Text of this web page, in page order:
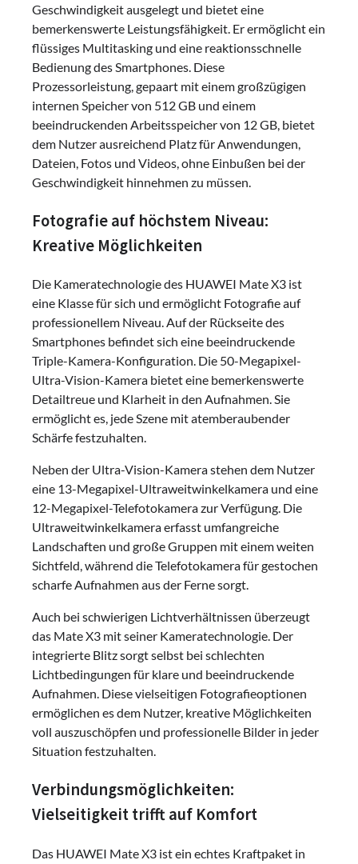
Geschwindigkeit ausgelegt und bietet eine
bemerkenswerte Leistungsfähigkeit. Er ermöglicht ein
flüssiges Multitasking und eine reaktionsschnelle
Bedienung des Smartphones. Diese
Prozessorleistung, gepaart mit einem großzügigen
internen Speicher von 512 GB und einem
beeindruckenden Arbeitsspeicher von 12 GB, bietet
dem Nutzer ausreichend Platz für Anwendungen,
Dateien, Fotos und Videos, ohne Einbußen bei der
Geschwindigkeit hinnehmen zu müssen.
Fotografie auf höchstem Niveau:
Kreative Möglichkeiten
Die Kameratechnologie des HUAWEI Mate X3 ist
eine Klasse für sich und ermöglicht Fotografie auf
professionellem Niveau. Auf der Rückseite des
Smartphones befindet sich eine beeindruckende
Triple-Kamera-Konfiguration. Die 50-Megapixel-
Ultra-Vision-Kamera bietet eine bemerkenswerte
Detailtreue und Klarheit in den Aufnahmen. Sie
ermöglicht es, jede Szene mit atemberaubender
Schärfe festzuhalten.
Neben der Ultra-Vision-Kamera stehen dem Nutzer
eine 13-Megapixel-Ultraweitwinkelkamera und eine
12-Megapixel-Telefotokamera zur Verfügung. Die
Ultraweitwinkelkamera erfasst umfangreiche
Landschaften und große Gruppen mit einem weiten
Sichtfeld, während die Telefotokamera für gestochen
scharfe Aufnahmen aus der Ferne sorgt.
Auch bei schwierigen Lichtverhältnissen überzeugt
das Mate X3 mit seiner Kameratechnologie. Der
integrierte Blitz sorgt selbst bei schlechten
Lichtbedingungen für klare und beeindruckende
Aufnahmen. Diese vielseitigen Fotografieoptionen
ermöglichen es dem Nutzer, kreative Möglichkeiten
voll auszuschöpfen und professionelle Bilder in jeder
Situation festzuhalten.
Verbindungsmöglichkeiten:
Vielseitigkeit trifft auf Komfort
Das HUAWEI Mate X3 ist ein echtes Kraftpaket in